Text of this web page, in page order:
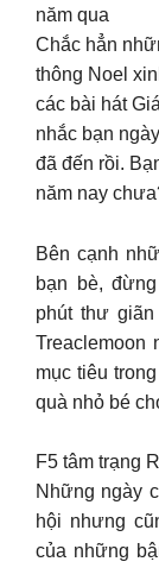
năm qua
Chắc hẳn
thông Noel
các bài hát
nhắc bạn
đã đến rồi.
năm nay
Bên cạnh
bạn bè,
phút thư
Treaclemoon
mục tiêu
quà nhỏ bé
F5 tâm trạng
Những ngày
hội nhưng
của những